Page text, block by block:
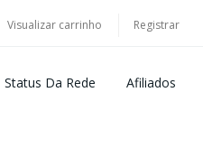
Visualizar carrinho Registrar
Status Da Rede Afiliados